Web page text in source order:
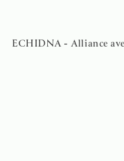
ECHIDNA - Alliance